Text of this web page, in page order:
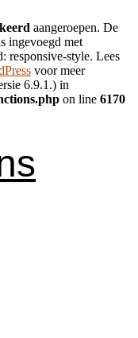
aangeroepen. De
ingevoegd met
responsive-style. Lees
voor meer
6.9.1.) in
on line 6170